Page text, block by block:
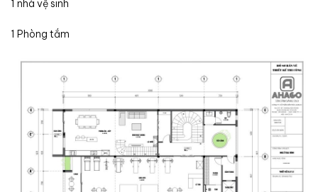
1 nhà vệ sinh
1 Phòng tắm